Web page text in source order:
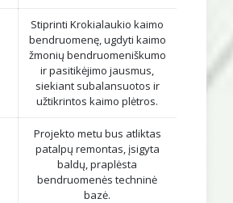
Stiprinti Krokialaukio kaimo
bendruomenę, ugdyti kaimo
žmonių bendruomeniškumo
ir pasitikėjimo jausmus,
siekiant subalansuotos ir
užtikrintos kaimo plėtros.
Projekto metu bus atliktas
patalpų remontas, įsigyta
baldų, praplėsta
bendruomenės techninė
bazė.